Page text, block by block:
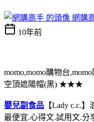
網購
10年前
momo,momo購物台
空頂遮陽帽(黑) ★★★
嬰兒副食品 【Lady c.c.
最便宜.心得文.試用文.分